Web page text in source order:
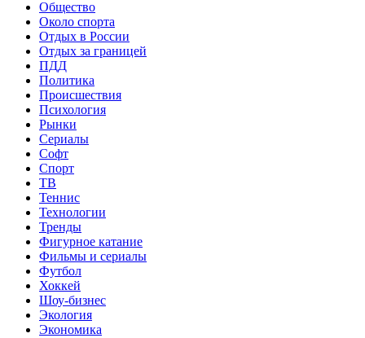
Общество
Около спорта
Отдых в России
Отдых за границей
ПДД
Политика
Происшествия
Психология
Рынки
Сериалы
Софт
Спорт
ТВ
Теннис
Технологии
Тренды
Фигурное катание
Фильмы и сериалы
Футбол
Хоккей
Шоу-бизнес
Экология
Экономика